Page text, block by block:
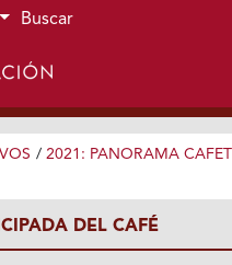
principal
sitio
Buscar
/ 2021: PANORAMA
DEL CAFÉ